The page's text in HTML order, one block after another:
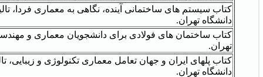
کتاب سیستم های ساختمانی آینده، نگاهی به معماری فردا،
دانشگاه تهران.
کتاب ساختمان های فولادی برای دانشجویان معماری و
تهران.
کتاب پل‏های ایران و جهان تعامل معماری تکنولوژی و زیبایی،
دانشگاه تهران.